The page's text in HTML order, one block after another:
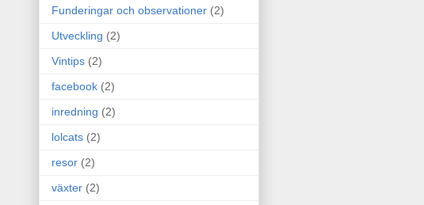
Funderingar och observationer (2)
Utveckling (2)
Vintips (2)
facebook (2)
inredning (2)
lolcats (2)
resor (2)
växter (2)